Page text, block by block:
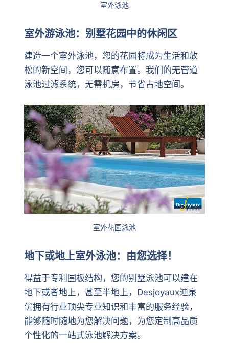
室外泳池
室外游泳池：别墅花园中的休闲区
建造一个室外泳池，您的花园将成为生活和放
松的新空间，您可以随意布置。我们的无管道
泳池过滤系统，无需机房，节省占地空间。
室外花园泳池
地下或地上室外泳池：由您选择！
得益于专利围板结构，您的别墅泳池可以建在
地下或者地上，甚至半地上，Desjoyaux迪泉
优拥有行业顶尖专业知识和丰富的服务经验，
能够随时随地为您解决问题，为您定制高品质
个性化的一站式泳池解决方案。